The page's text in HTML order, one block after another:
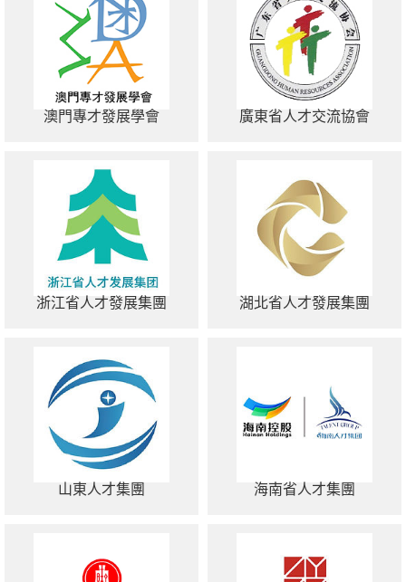
澳門專才發展學會 廣東省人才交流協會
浙江省人才發展集團 湖北省人才發展集團
山東人才集團 海南省人才集團